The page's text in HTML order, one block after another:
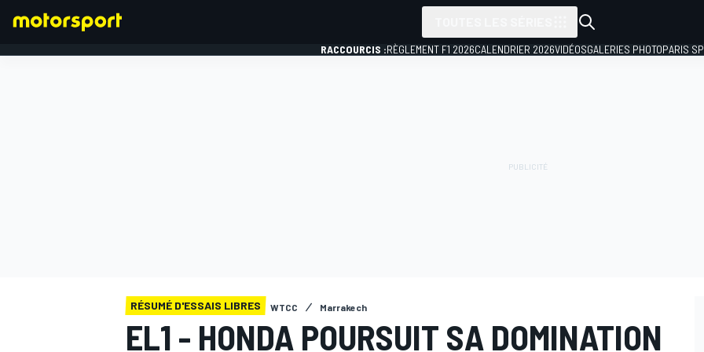
RACCOURCIS :RÈGLEMENT F1 2026CALENDRIER 2026VIDÉOSGALERIES PHOTOPARIS
RÉSUMÉ D'ESSAIS LIBRES WTCC Marrakech
EL1 - HONDA POURSUIT SA DOMINATION